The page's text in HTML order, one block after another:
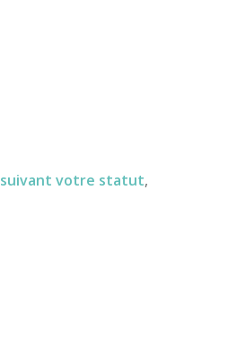
suivant votre statut,